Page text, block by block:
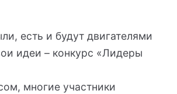
есть и будут двигателями
идеи – конкурс «Лидеры
многие участники